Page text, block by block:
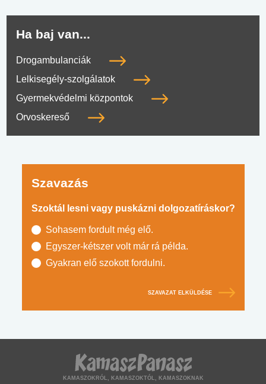
Ha baj van...
Drogambulanciák
Lelkisegély-szolgálatok
Gyermekvédelmi központok
Orvoskereső
Szavazás
Szoktál lesni vagy puskázni dolgozatíráskor?
Sohasem fordult még elő.
Egyszer-kétszer volt már rá példa.
Gyakran elő szokott fordulni.
SZAVAZAT ELKÜLDÉSE
KAMASZOKRÓL, KAMASZOKTÓL, KAMASZOKNAK